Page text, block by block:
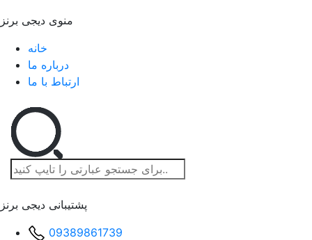
منوی دیجی برنز
خانه
درباره ما
ارتباط با ما
پشتیبانی دیجی برنز
09389861739